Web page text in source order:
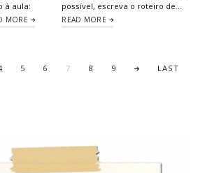
à aula:
MORE
possível, escreva o roteiro de…
READ MORE
5 6 7 8 9 LAST